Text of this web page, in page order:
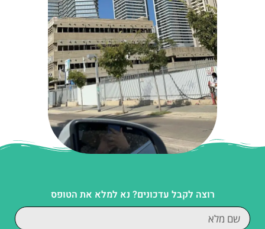
רוצה לקבל עדכונים? נא למלא את הטופס